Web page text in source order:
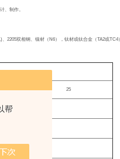
帮
、制作。
、2205双相钢、镍材（ N6），钛材或钛合金（TA2或TC4
25